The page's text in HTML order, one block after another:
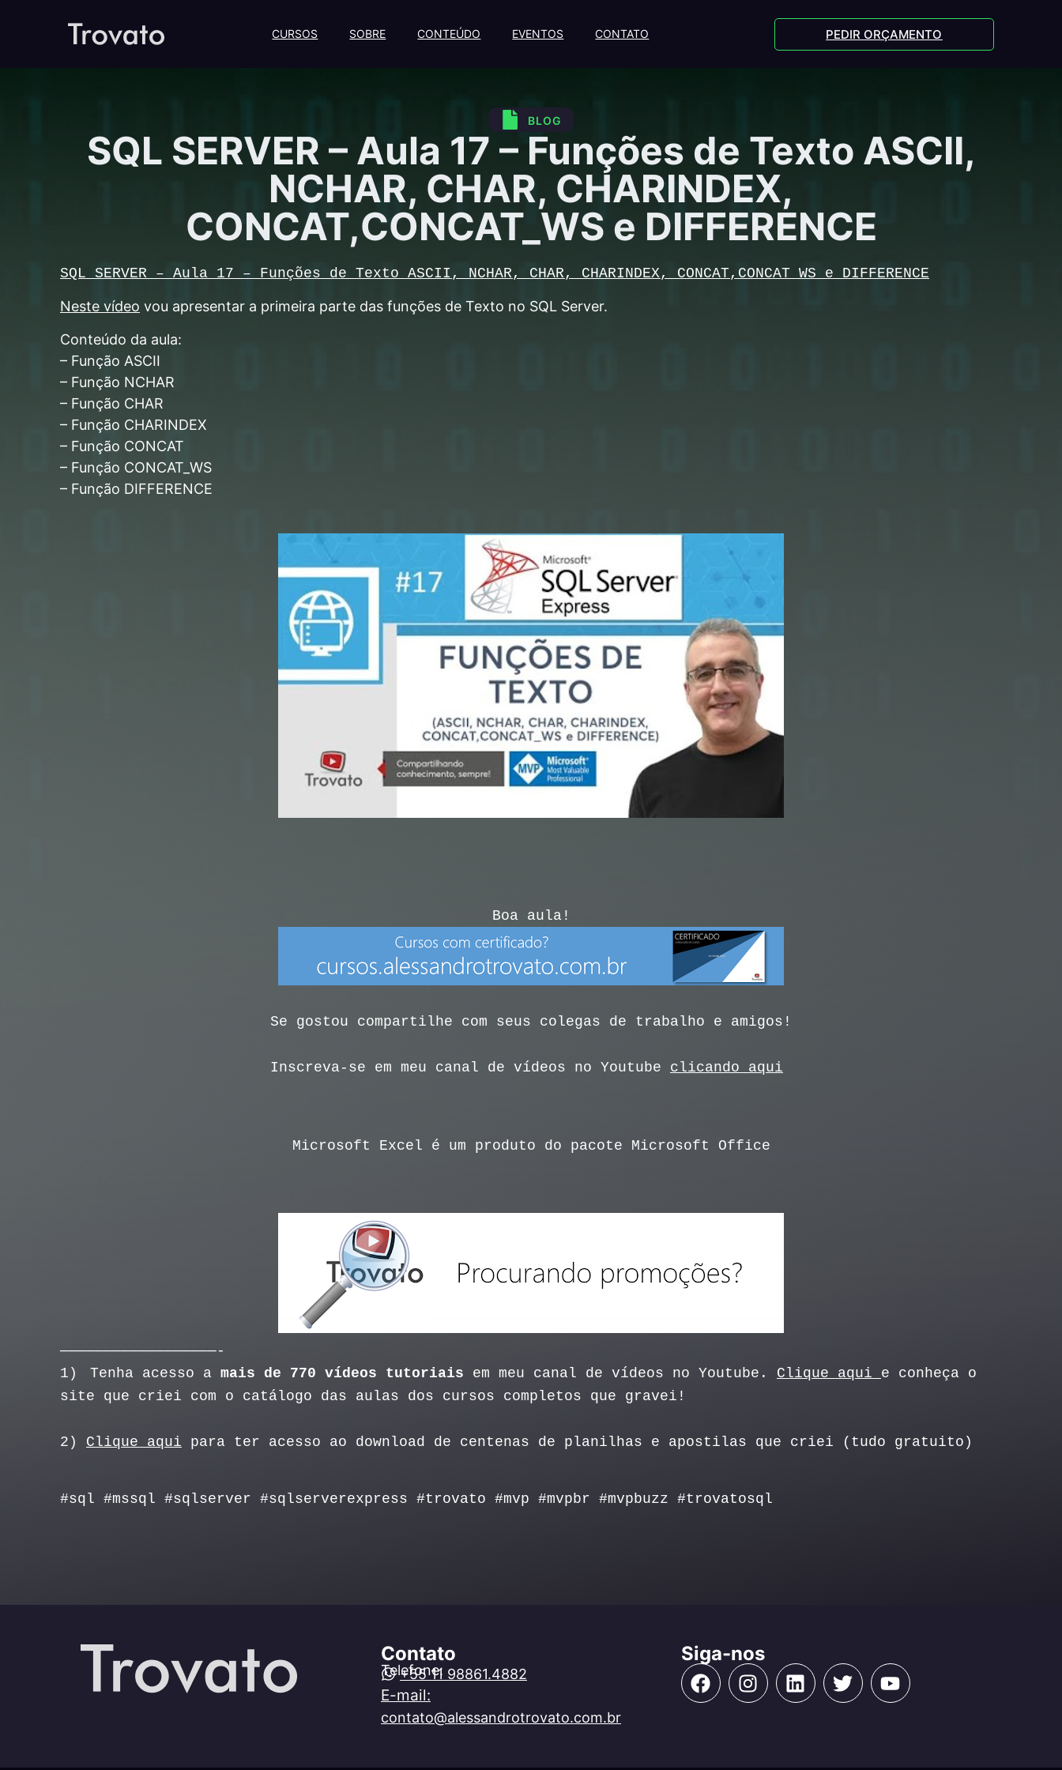
CURSOS SOBRE CONTEÚDO EVENTOS CONTATO PEDIR ORÇAMENTO
BLOG
SQL SERVER – Aula 17 – Funções de Texto ASCII,
NCHAR, CHAR, CHARINDEX,
CONCAT,CONCAT_WS e DIFFERENCE
SQL SERVER – Aula 17 – Funções de Texto ASCII, NCHAR, CHAR, CHARINDEX, CONCAT,CONCAT_WS e DIFFERENCE
Neste vídeo vou apresentar a primeira parte das funções de Texto no SQL Server.
Conteúdo da aula:
– Função ASCII
– Função NCHAR
– Função CHAR
– Função CHARINDEX
– Função CONCAT
– Função CONCAT_WS
– Função DIFFERENCE
Boa aula!
Se gostou compartilhe com seus colegas de trabalho e amigos!
Inscreva-se em meu canal de vídeos no Youtube clicando aqui
Microsoft Excel é um produto do pacote Microsoft Office
——————————————————-
1)
Tenha acesso a mais de 770 vídeos tutoriais em meu canal de vídeos no Youtube. Clique aqui e conheça o
site que criei com o catálogo das aulas dos cursos completos que gravei!
2) Clique aqui para ter acesso ao download de centenas de planilhas e apostilas que criei (tudo gratuito)
#sql #mssql #sqlserver #sqlserverexpress #trovato #mvp #mvpbr #mvpbuzz #trovatosql
Contato
Telefone:
+55 11 98861.4882
E-mail:
contato@alessandrotrovato.com.br
Siga-nos